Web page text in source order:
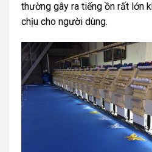
thường gây ra tiếng ồn rất lớn
chịu cho người dùng.